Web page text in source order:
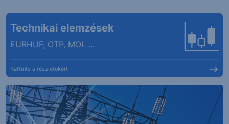
Technikai elemzések
EURHUF, OTP, MOL ...
Kattints a részletekért